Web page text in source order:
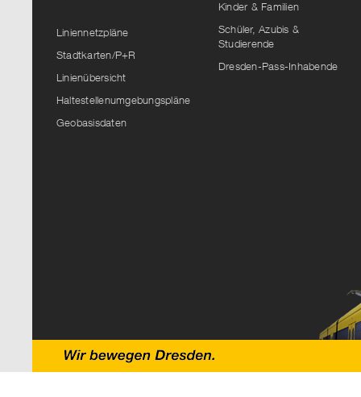
Liniennetzpläne
Stadtkarten/P+R
Linienübersicht
Haltestellenumgebungspläne
Geobasisdaten
Kinder & Familien
Schüler, Azubis &
Studierende
Dresden-Pass-Inhabende